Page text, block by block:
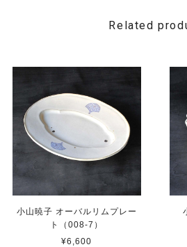
Related
小山暁子 オーバルリムプレー
ト（008-7）
¥6,600